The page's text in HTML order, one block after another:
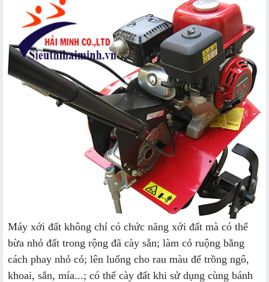
Máy xới đất không chỉ có chức năng xới đất mà có thể
bừa nhỏ đất trong rộng đã cày sẵn; làm cỏ ruộng bằng
cách phay nhỏ cỏ; lên luống cho rau màu để trồng ngô,
khoai, sắn, mía...; có thể cày đất khi sử dụng cùng bánh